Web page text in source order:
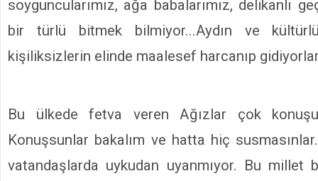
soyguncularımız, ağa babalarımız, delikanlı
bir türlü bitmek bilmiyor...Aydın ve
kişiliksizlerin elinde maalesef harcanıp
Bu ülkede fetva veren Ağızlar çok
Konuşsunlar bakalım ve hatta hiç
vatandaşlarda uykudan uyanmıyor. Bu millet